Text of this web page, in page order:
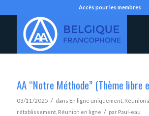
Accès pour les membres
AA “Notre Méthode” (Thème libre
03/11/2025 / dans En ligne uniquement, Réunion
rétablissement, Réunion en ligne / par Paul-eau